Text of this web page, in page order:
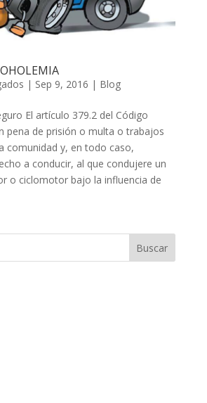
| Sep 9, 2016 | Blog
El artículo 379.2 del Código
pena de prisión o multa o trabajos
comunidad y, en todo caso,
a conducir, al que condujere un
o ciclomotor bajo la influencia de